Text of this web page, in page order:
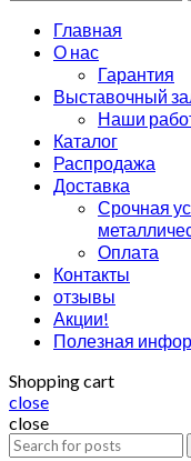
Главная
О нас
Гарантия
Выставочный
Наши
Каталог
Распродажа
Доставка
Срочная
Оплата
Контакты
отзывы
Акции!
Полезная
Shopping cart
close
close